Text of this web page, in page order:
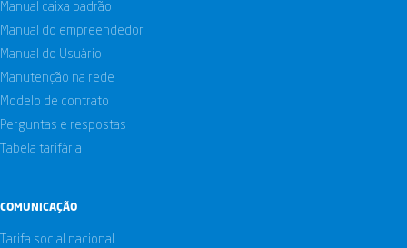
Manual caixa padrão
Manual do empreendedor
Manual do Usuário
Manutenção na rede
Modelo de contrato
Perguntas e respostas
Tabela tarifária
COMUNICAÇÃO
Tarifa social nacional